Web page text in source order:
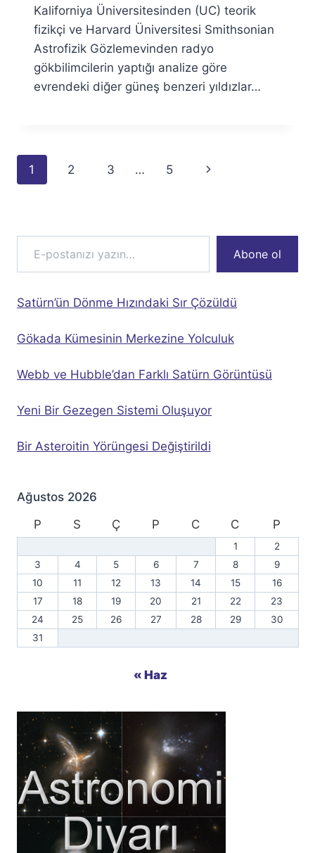
Kaliforniya Üniversitesinden (UC) teorik
fizikçi ve Harvard Üniversitesi Smithsonian
Astrofizik Gözlemevinden radyo
gökbilimcilerin yaptığı analize göre
evrendeki diğer güneş benzeri yıldızlar…
Page
1 2 3 … 5
Next
E-postanızı yazın…
Abone ol
Satürn’ün Dönme Hızındaki Sır Çözüldü
Gökada Kümesinin Merkezine Yolculuk
Webb ve Hubble’dan Farklı Satürn Görüntüsü
Yeni Bir Gezegen Sistemi Oluşuyor
Bir Asteroitin Yörüngesi Değiştirildi
Ağustos 2026
P
S Ç P C C P
1
2
3
4 5 6 7 8
9
10
11 12 13 14 15
16
17
18 19 20 21 22
23
24
25 26 27 28 29
30
31
« Haz